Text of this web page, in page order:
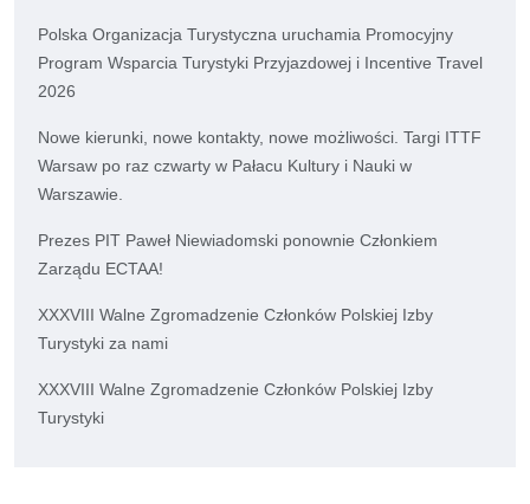
Polska Organizacja Turystyczna uruchamia Promocyjny
Program Wsparcia Turystyki Przyjazdowej i Incentive Travel
2026
Nowe kierunki, nowe kontakty, nowe możliwości. Targi ITTF
Warsaw po raz czwarty w Pałacu Kultury i Nauki w
Warszawie.
Prezes PIT Paweł Niewiadomski ponownie Członkiem
Zarządu ECTAA!
XXXVIII Walne Zgromadzenie Członków Polskiej Izby
Turystyki za nami
XXXVIII Walne Zgromadzenie Członków Polskiej Izby
Turystyki